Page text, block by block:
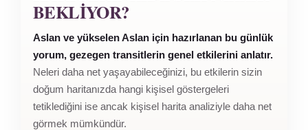
BEKLIYOR?
Aslan ve yükselen Aslan için hazırlanan bu günlük
yorum, gezegen transitlerin genel etkilerini anlatır.
Neleri daha net yaşayabileceğinizi, bu etkilerin sizin
doğum haritanızda hangi kişisel göstergeleri
tetiklediğini ise ancak kişisel harita analiziyle daha net
görmek mümkündür.